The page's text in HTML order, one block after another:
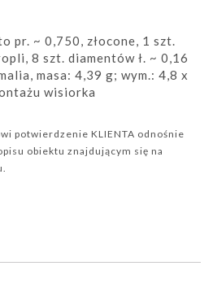
pr. ~ 0,750, złocone, 1 szt.
8 szt. diamentów ł. ~ 0,16
masa: 4,39 g; wym.: 4,8 x
wisiorka
potwierdzenie KLIENTA odnośnie
obiektu znajdującym się na